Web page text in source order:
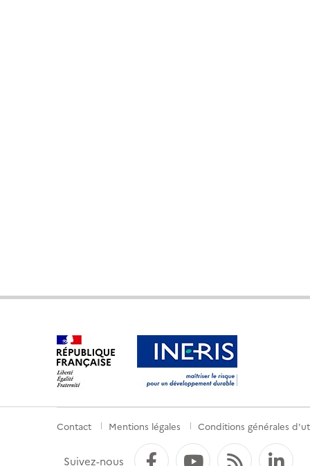
Menu
de
Contact Mentions légales Conditions générales
Suivez-nous FacebookYouTube
Flux RSS